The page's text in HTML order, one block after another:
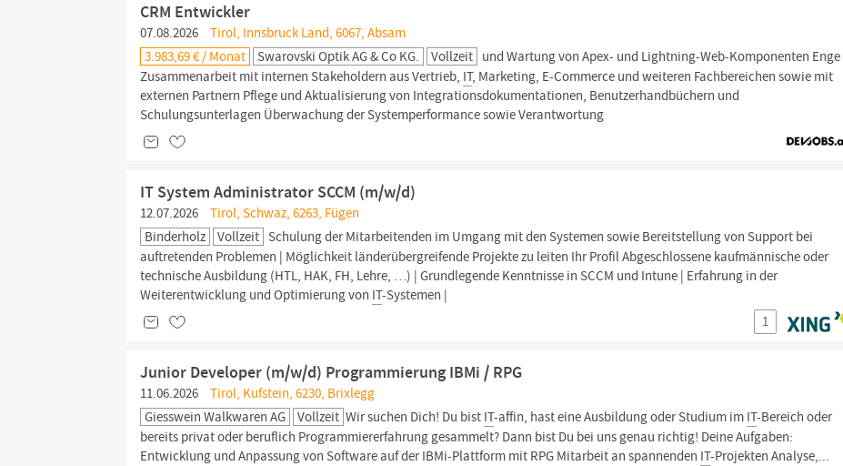
CRM Entwickler
07.08.2026
Tirol, Innsbruck Land, 6067, Absam
3.983,69 € / Monat
Swarovski Optik AG & Co KG. Vollzeit und Wartung von Apex- und Lightning-Web-Komponenten Enge
Zusammenarbeit mit internen Stakeholdern aus Vertrieb, IT, Marketing, E-Commerce und weiteren Fachbereichen sowie mit
externen Partnern Pflege und Aktualisierung von Integrationsdokumentationen, Benutzerhandbüchern und
Schulungsunterlagen Überwachung der Systemperformance sowie Verantwortung
IT System Administrator SCCM (m/w/d)
12.07.2026
Tirol, Schwaz, 6263, Fügen
Binderholz
Vollzeit Schulung der Mitarbeitenden im Umgang mit den Systemen sowie Bereitstellung von Support bei
auftretenden Problemen | Möglichkeit länderübergreifende Projekte zu leiten Ihr Profil Abgeschlossene kaufmännische oder
technische Ausbildung (HTL, HAK, FH, Lehre, …) | Grundlegende Kenntnisse in SCCM und Intune | Erfahrung in der
Weiterentwicklung und Optimierung von IT-Systemen |
1
Junior Developer (m/w/d) Programmierung IBMi / RPG
11.06.2026
Tirol, Kufstein, 6230, Brixlegg
Giesswein Walkwaren AG
Vollzeit Wir suchen Dich! Du bist IT-affin, hast eine Ausbildung oder Studium im IT-Bereich oder
bereits privat oder beruflich Programmiererfahrung gesammelt? Dann bist Du bei uns genau richtig! Deine Aufgaben:
Entwicklung und Anpassung von Software auf der IBMi-Plattform mit RPG Mitarbeit an spannenden IT-Projekten Analyse,...